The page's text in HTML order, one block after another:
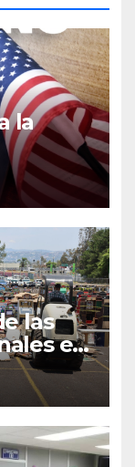
la
las
en